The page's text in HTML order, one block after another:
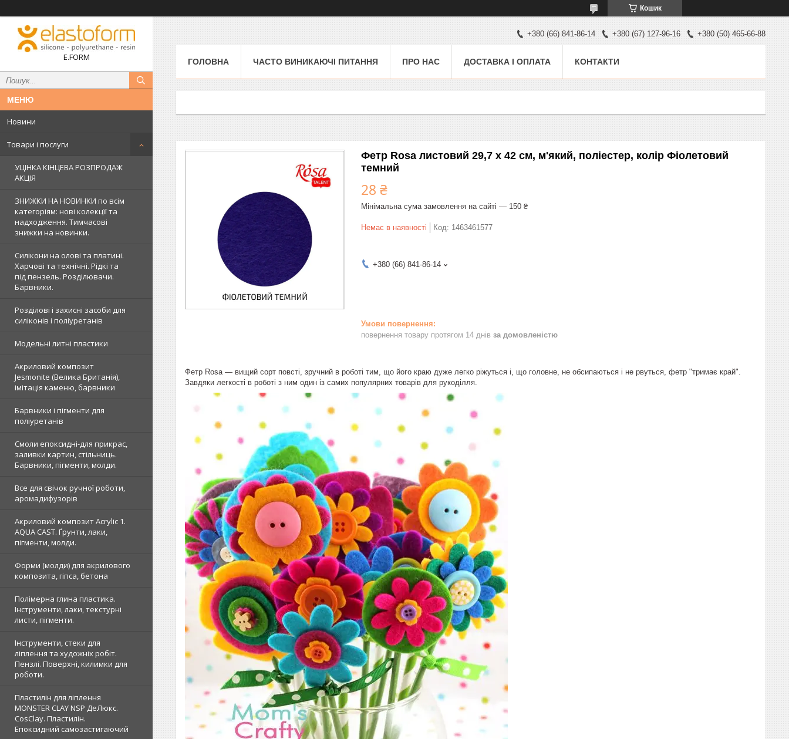
Кошик
E.FORM
Новини
Товари і послуги
УЦІНКА КІНЦЕВА РОЗПРОДАЖ
АКЦІЯ
ЗНИЖКИ НА НОВИНКИ по всім
категоріям: нові колекцїї та
надходження. Тимчасові
знижки на новинки.
Силікони на олові та платині.
Харчові та технічні. Рідкі та
під пензель. Розділювачи.
Барвники.
Розділові і захисні засоби для
силіконів і поліуретанів
Модельні литні пластики
Акриловий композит
Jesmonite (Велика Британія),
імітація каменю, барвники
Барвники і пігменти для
поліуретанів
Смоли епоксидні-для прикрас,
заливки картин, стільниць.
Барвники, пігменти, молди.
Все для свічок ручної роботи,
аромадифузорів
Акриловий композит Acrylic 1.
AQUA CAST. Ґрунти, лаки,
пігменти, молди.
Форми (молди) для акрилового
композита, гіпса, бетона
Полімерна глина пластика.
Інструменти, лаки, текстурні
листи, пігменти.
Інструменти, стеки для
ліплення та художніх робіт.
Пензлі. Поверхні, килимки для
роботи.
Пластилін для ліплення
MONSTER CLAY NSP ДеЛюкс.
CosClay. Пластилін.
Епоксидний самозастигаючий
+380 (66) 841-86-14 +380 (67) 127-96-16 +380 (50) 465-66-88
ГОЛОВНА ЧАСТО ВИНИКАЮЧІ ПИТАННЯ ПРО НАС ДОСТАВКА І ОПЛАТА КОНТАКТИ
Фетр Rosa листовий 29,7 х 42 см, м'який, поліестер, колір Фіолетовий
темний
28 ₴
Мінімальна сума замовлення на сайті — 150 ₴
Немає в наявності Код: 1463461577
+380 (66) 841-86-14
повернення товару протягом 14 днів за домовленістю
Фетр Rosa ― вищий сорт повсті, зручний в роботі тим, що його краю дуже легко ріжуться і, що головне, не обсипаються і не рвуться, фетр "тримає край".
Завдяки легкості в роботі з ним один із самих популярних товарів для рукоділля.